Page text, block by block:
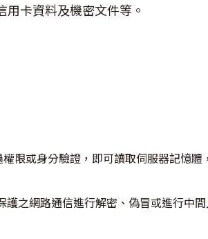
卡資料及機密文件等。
限或身分驗證，即可讀取伺服器記憶
護之網路通信進行解密、偽冒或進行中